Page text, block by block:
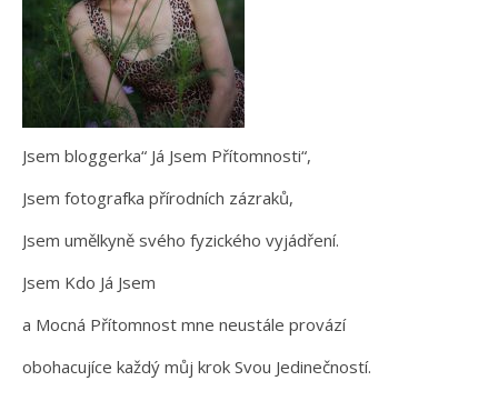
Jsem bloggerka“ Já Jsem Přítomnosti“,
Jsem fotografka přírodních zázraků,
Jsem umělkyně svého fyzického vyjádření.
Jsem Kdo Já Jsem
a Mocná Přítomnost mne neustále provází
obohacujíce každý můj krok Svou Jedinečností.